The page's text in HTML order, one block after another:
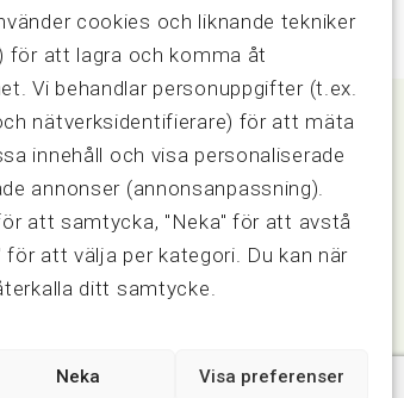
cookies och liknande tekniker
för att lagra och komma åt
Vi behandlar personuppgifter (t.ex.
nätverksidentifierare) för att mäta
innehåll och visa personaliserade
annonser (annonsanpassning).
att samtycka, "Neka" för att avstå
för att välja per kategori. Du kan när
ditt samtycke.
Neka Visa preferenser
Samarbeten
Press & media
Fastighetsmäklarinspektionen